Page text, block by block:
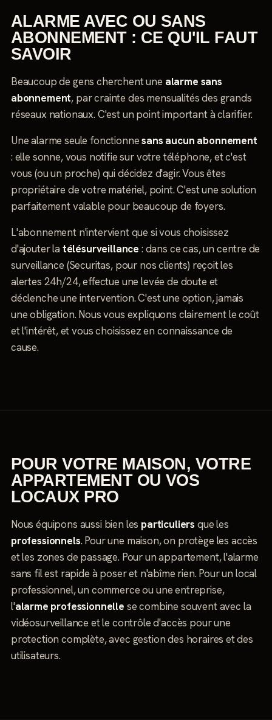
ALARME AVEC OU SANS
ABONNEMENT : CE QU'IL FAUT
SAVOIR
Beaucoup de gens cherchent une alarme sans
abonnement, par crainte des mensualités des grands
réseaux nationaux. C'est un point important à clarifier.
Une alarme seule fonctionnesans aucun abonnement
: elle sonne, vous notifie sur votre téléphone, et c'est
vous (ou un proche) qui décidez d'agir. Vous êtes
propriétaire de votre matériel, point. C'est une solution
parfaitement valable pour beaucoup de foyers.
L'abonnement n'intervient que si vous choisissez
d'ajouter la télésurveillance : dans ce cas, un centre de
surveillance (Securitas, pour nos clients) reçoit les
alertes 24h/24, effectue une levée de doute et
déclenche une intervention. C'est une option, jamais
une obligation. Nous vous expliquons clairement le coût
et l'intérêt, et vous choisissez en connaissance de
cause.
POUR VOTRE MAISON, VOTRE
APPARTEMENT OU VOS
LOCAUX PRO
Nous équipons aussi bien les particuliers que les
professionnels. Pour une maison, on protège les accès
et les zones de passage. Pour un appartement, l'alarme
sans fil est rapide à poser et n'abîme rien. Pour un local
professionnel, un commerce ou une entreprise,
l'alarme professionnelle se combine souvent avec la
vidéosurveillance et le contrôle d'accès pour une
protection complète, avec gestion des horaires et des
utilisateurs.